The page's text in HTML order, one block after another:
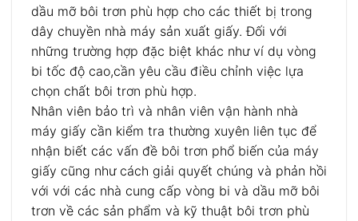
dầu mỡ bôi trơn phù hợp cho các thiết bị trong
dây chuyền nhà máy sản xuất giấy. Đối với
những trường hợp đặc biệt khác như ví dụ vòng
bi tốc độ cao,cần yêu cầu điều chỉnh việc lựa
chọn chất bôi trơn phù hợp.
Nhân viên bảo trì và nhân viên vận hành nhà
máy giấy cần kiểm tra thường xuyên liên tục để
nhận biết các vấn đề bôi trơn phổ biến của máy
giấy cũng như cách giải quyết chúng và phản hồi
với với các nhà cung cấp vòng bi và dầu mỡ bôi
trơn về các sản phẩm và kỹ thuật bôi trơn phù